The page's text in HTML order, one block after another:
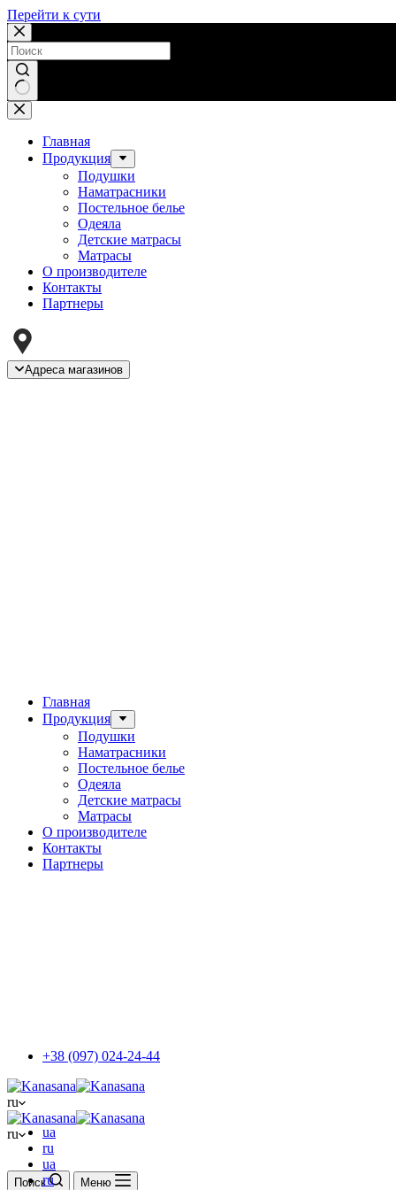
Перейти к сути
Ничего
не
найденоГлавная
Продукция
Подушки
Наматрасники
Постельное белье
Одеяла
Детские матрасы
Матрасы
О производителе
Контакты
Партнеры
Адреса магазинов
Главная
Продукция
Подушки
Наматрасники
Постельное белье
Одеяла
Детские матрасы
Матрасы
О производителе
Контакты
Партнеры
+38 (097) 024-24-44
ru
ua
ru
Поиск Меню
ru
ua
ru